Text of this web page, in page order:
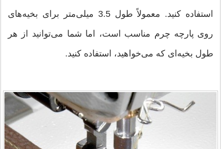
استفاده کنید. معمولاً طول 3.5 میلی‌متر برای بخیه‌های
روی پارچه چرم مناسب است، اما شما می‌توانید از هر
طول بخیه‌ای که می‌خواهید، استفاده کنید.